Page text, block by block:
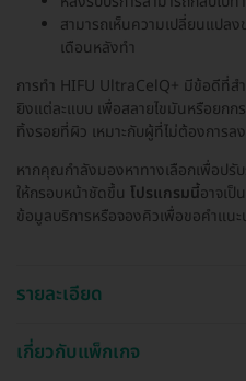
สามารถเห็นความเปลี่ยนแปล
เดือนหลังทำ
การทำ HIFU UltraCelQ+ มีข้อดีที่
ยิงแต่ละแบบ เพื่อสลายไขมันหรือยกก
ทิ้งรอยที่ผิว เหมาะกับผู้ที่ไม่ต้องการ
หากคุณกำลังมองหาทางเลือกเพื่อปรั
ให้กรอบหน้าชัดขึ้น โปรแกรมนี้อาจเป็
ข้อมูลบริการหรือจองคิวเพื่อขอคำแนะ
รายละเอียด
เกี่ยวกับแพ็กเกจ